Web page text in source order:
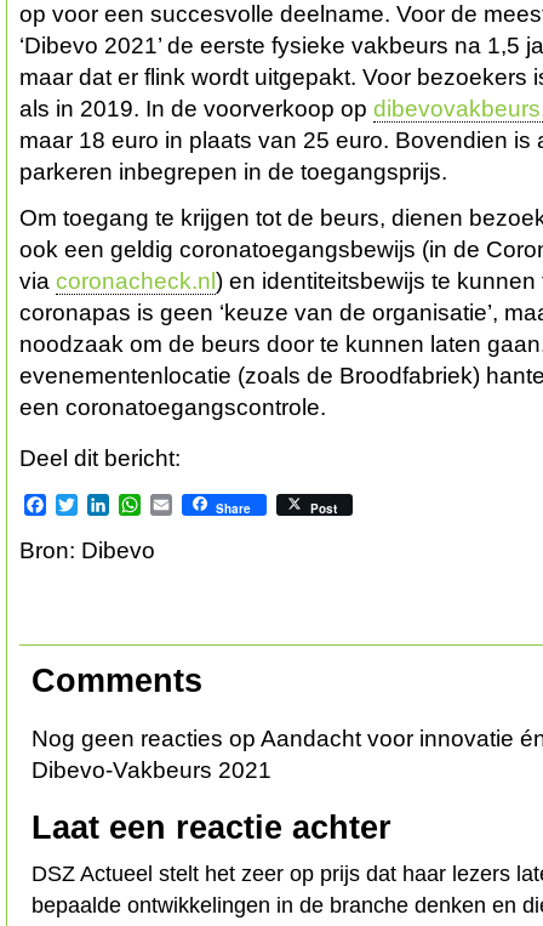
op voor een succesvolle deelname. Voor de
‘Dibevo 2021’ de eerste fysieke vakbeurs na 1,5
maar dat er flink wordt uitgepakt. Voor bezoekers
als in 2019. In de voorverkoop op
maar 18 euro in plaats van 25 euro. Bovendien is
parkeren inbegrepen in de toegangsprijs.
Om toegang te krijgen tot de beurs, dienen
ook een geldig coronatoegangsbewijs (in de
via coronacheck.nl ) en identiteitsbewijs te
coronapas is geen ‘keuze van de organisatie’,
noodzaak om de beurs door te kunnen laten
evenementenlocatie (zoals de Broodfabriek)
een coronatoegangscontrole.
Deel dit bericht:
Facebook
TwitterLinkedInWhatsApp
EmailShare Post
Bron: Dibevo
Comments
Nog geen reacties op Aandacht voor innovatie
Dibevo-Vakbeurs 2021
Laat een reactie achter
DSZ Actueel stelt het zeer op prijs dat haar lezers
bepaalde ontwikkelingen in de branche denken en